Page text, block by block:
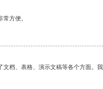
方便。
档、表格、演示文稿等各个方面。